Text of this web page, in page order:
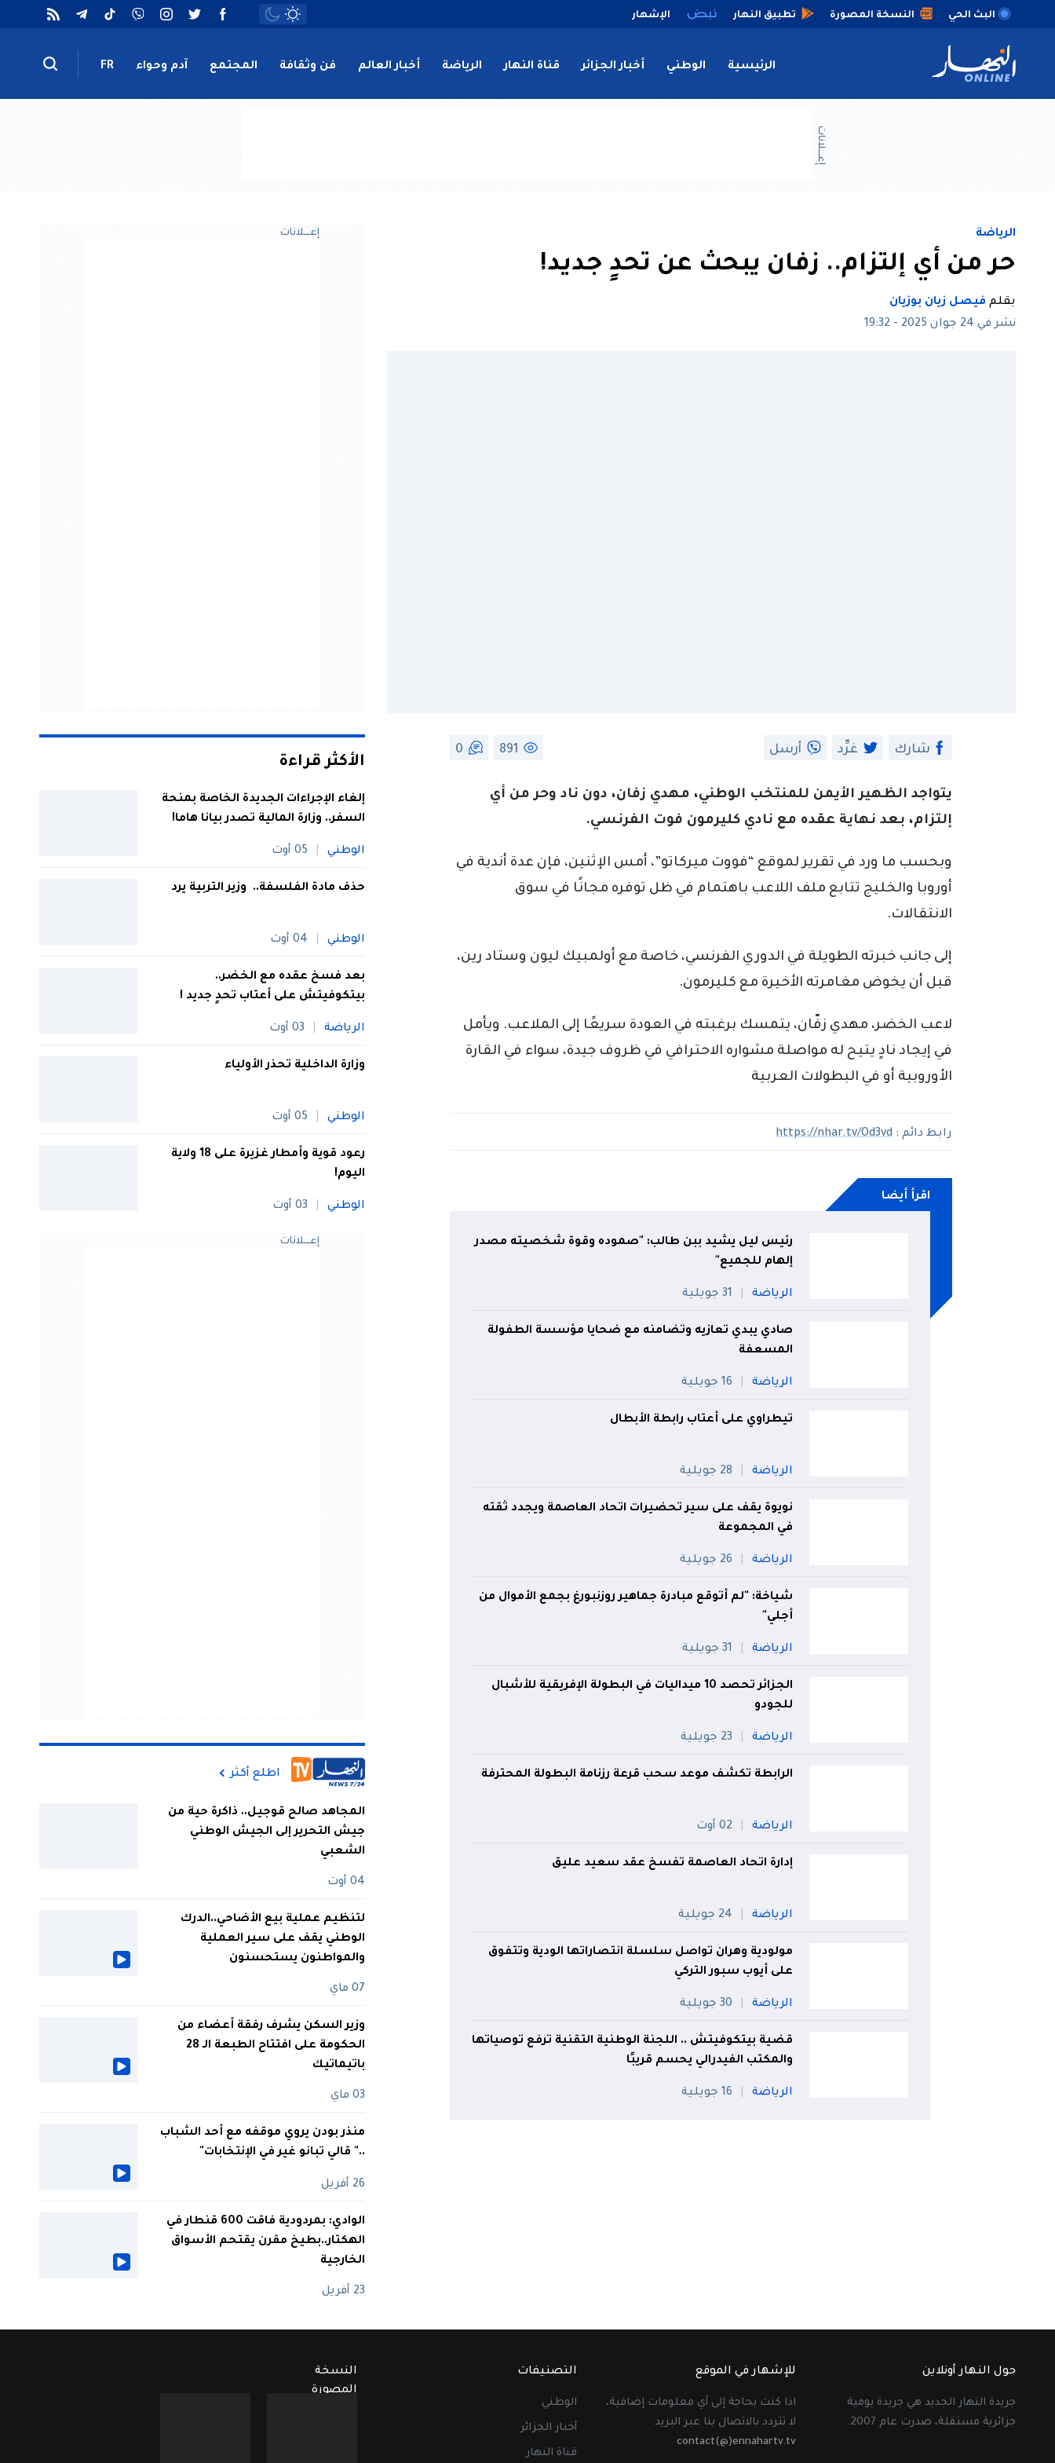
البث الحي النسخة المصورة تطبيق النهار الإشهار
الرئيسية الوطني أخبار الجزائر قناة النهار الرياضة أخبار العالم فن وثقافة المجتمع آدم وحواء FR
إعــــلانات
الرياضة
حر من أي إلتزام.. زفان يبحث عن تحدٍ جديد!
بقلم فيصل زيان بوزيان
نشر في 24 جوان 2025 - 19:32
شارك غرِّد أرسل 891
0
يتواجد الظهير الأيمن للمنتخب الوطني، مهدي زفان، دون ناد وحر من أي
إلتزام، بعد نهاية عقده مع نادي كليرمون فوت الفرنسي.
وبحسب ما ورد في تقرير لموقع “فووت ميركاتو”، أمس الإثنين، فإن عدة أندية في
أوروبا والخليج تتابع ملف اللاعب باهتمام في ظل توفره مجانًا في سوق
الانتقالات.
إلى جانب خبرته الطويلة في الدوري الفرنسي، خاصة مع أولمبيك ليون وستاد رين،
قبل أن يخوض مغامرته الأخيرة مع كليرمون.
لاعب الخضر، مهدي زفّان، يتمسك برغبته في العودة سريعًا إلى الملاعب. ويأمل
في إيجاد نادٍ يتيح له مواصلة مشواره الاحترافي في ظروف جيدة، سواء في القارة
الأوروبية أو في البطولات العربية
رابط دائم :https://nhar.tv/Od3vd
اقرأ أيضا
رئيس ليل يشيد ببن طالب: "صموده وقوة شخصيته مصدر
إلهام للجميع"
الرياضة 31 جويلية
صادي يبدي تعازيه وتضامنه مع ضحايا مؤسسة الطفولة
المسعفة
الرياضة 16 جويلية
تيطراوي على أعتاب رابطة الأبطال
الرياضة 28 جويلية
نويوة يقف على سير تحضيرات اتحاد العاصمة ويجدد ثقته
في المجموعة
الرياضة 26 جويلية
شياخة: "لم أتوقع مبادرة جماهير روزنبورغ بجمع الأموال من
أجلي"
الرياضة 31 جويلية
الجزائر تحصد 10 ميداليات في البطولة الإفريقية للأشبال
للجودو
الرياضة 23 جويلية
الرابطة تكشف موعد سحب قرعة رزنامة البطولة المحترفة
الرياضة 02 أوت
إدارة اتحاد العاصمة تفسخ عقد سعيد عليق
الرياضة 24 جويلية
مولودية وهران تواصل سلسلة انتصاراتها الودية وتتفوق
على أيوب سبور التركي
الرياضة 30 جويلية
قضية بيتكوفيتش .. اللجنة الوطنية التقنية ترفع توصياتها
والمكتب الفيدرالي يحسم قريبًا
الرياضة 16 جويلية
إعــــلانات
الأكثر قراءة
إلغاء الإجراءات الجديدة الخاصة بمنحة
السفر.. وزارة المالية تصدر بيانا هاما!
الوطني 05 أوت
حذف مادة الفلسفة.. وزير التربية يرد
الوطني 04 أوت
بعد فسخ عقده مع الخضر..
بيتكوفيتش على أعتاب تحدٍ جديد !
الرياضة 03 أوت
وزارة الداخلية تحذر الأولياء
الوطني 05 أوت
رعود قوية وأمطار غزيرة على 18 ولاية
اليوم!
الوطني 03 أوت
إعــــلانات
اطلع أكثر
المجاهد صالح قوجيل.. ذاكرة حية من
جيش التحرير إلى الجيش الوطني
الشعبي
04 أوت
لتنظيم عملية بيع الأضاحي..الدرك
الوطني يقف على سير العملية
والمواطنون يستحسنون
07 ماي
وزير السكن يشرف رفقة أعضاء من
الحكومة على افتتاح الطبعة الـ 28
باتيماتيك
03 ماي
منذر بودن يروي موقفه مع أحد الشباب
.." قالي تبانو غير في الإنتخابات"
26 أفريل
الوادي: بمردودية فاقت 600 قنطار في
الهكتار..بطيخ مقرن يقتحم الأسواق
الخارجية
23 أفريل
حول النهار أونلاين
جريدة النهار الجديد هي جريدة يومية
جزائرية مستقلة، صدرت عام 2007.
للإشهار في الموقع
اذا كنت بحاجة إلى أي معلومات إضافية،
لا تتردد بالاتصال بنا عبر البريد
contact(@)ennahartv.tv
التصنيفات
الوطني
أخبار الجزائر
قناة النهار
النسخة
المصورة